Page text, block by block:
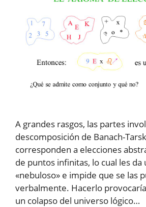
A grandes rasgos, las partes
descomposición de Banach-
corresponden a elecciones
de puntos infinitas, lo cual les da
«nebuloso» e impide que se las
verbalmente. Hacerlo
un colapso del universo lógico…